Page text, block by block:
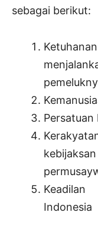
sebagai berikut:
Persatuan
Indonesia